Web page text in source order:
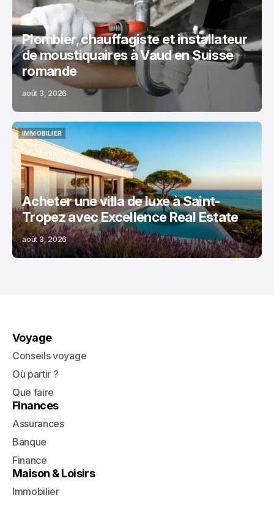
Plombier, chauffagiste et installateur
de moustiquaires à Vaud en Suisse
romande
août 3, 2026
IMMOBILIER
IMMOBILIER
Acheter une villa de luxe à Saint-
Tropez avec Excellence Real Estate
août 3, 2026
Voyage
Conseils voyage
Où partir ?
Que faire
Finances
Assurances
Banque
Finance
Maison & Loisirs
Immobilier